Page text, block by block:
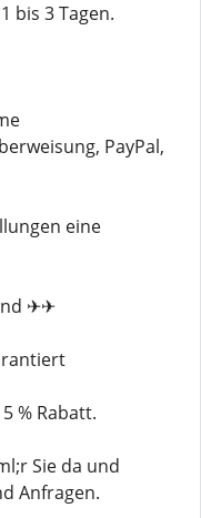
bis 3 Tagen.
PayPal,
eine
✈✈
% Rabatt.
Sie da und
Anfragen.